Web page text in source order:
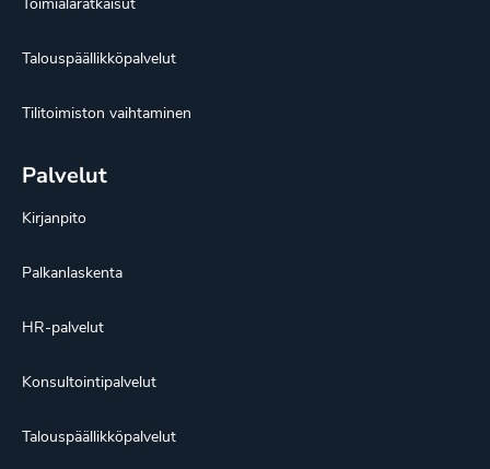
Talouspäällikköpalvelut
Tilitoimiston vaihtaminen
Palvelut
Kirjanpito
Palkanlaskenta
HR-palvelut
Konsultointipalvelut
Talouspäällikköpalvelut